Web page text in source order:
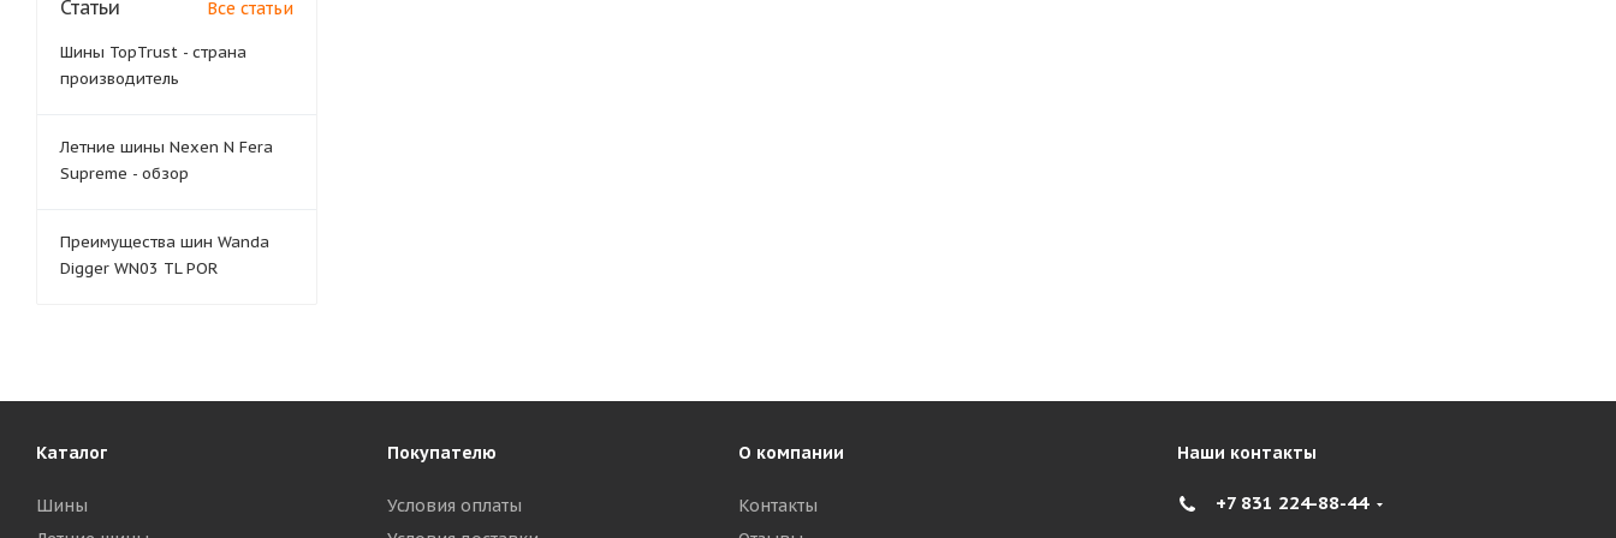
Статьи Все статьи
Шины TopTrust - страна
производитель
Летние шины Nexen N Fera
Supreme - обзор
Преимущества шин Wanda
Digger WN03 TL POR
Каталог
Шины
Покупателю
Условия оплаты
О компании
Контакты
Наши контакты
+7 831 224-88-44